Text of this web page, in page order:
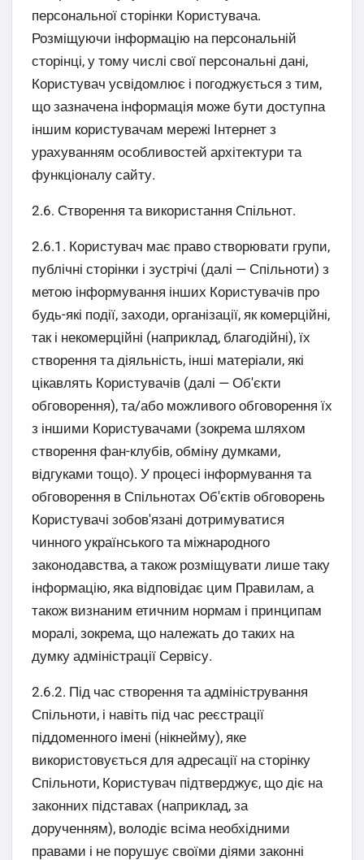
персональної сторінки Користувача.
Розміщуючи інформацію на персональній
сторінці, у тому числі свої персональні дані,
Користувач усвідомлює і погоджується з тим,
що зазначена інформація може бути доступна
іншим користувачам мережі Інтернет з
урахуванням особливостей архітектури та
функціоналу сайту.
2.6. Створення та використання Спільнот.
2.6.1. Користувач має право створювати групи,
публічні сторінки і зустрічі (далі — Спільноти) з
метою інформування інших Користувачів про
будь-які події, заходи, організації, як комерційні,
так і некомерційні (наприклад, благодійні), їх
створення та діяльність, інші матеріали, які
цікавлять Користувачів (далі — Об'єкти
обговорення), та/або можливого обговорення їх
з іншими Користувачами (зокрема шляхом
створення фан-клубів, обміну думками,
відгуками тощо). У процесі інформування та
обговорення в Спільнотах Об'єктів обговорень
Користувачі зобов'язані дотримуватися
чинного українського та міжнародного
законодавства, а також розміщувати лише таку
інформацію, яка відповідає цим Правилам, а
також визнаним етичним нормам і принципам
моралі, зокрема, що належать до таких на
думку адміністрації Сервісу.
2.6.2. Під час створення та адміністрування
Спільноти, і навіть під час реєстрації
піддоменного імені (нікнейму), яке
використовується для адресації на сторінку
Спільноти, Користувач підтверджує, що діє на
законних підставах (наприклад, за
дорученням), володіє всіма необхідними
правами і не порушує своїми діями законні